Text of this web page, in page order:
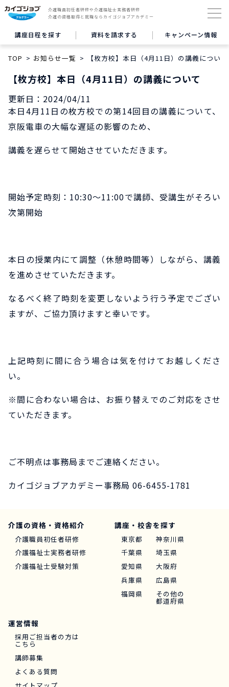
介護職員初任者研修や介護福祉士実務者研修
介護の資格取得と就職ならカイゴジョブアカデミー
講座日程を探す 資料を請求する キャンペーン情報
TOP お知らせ一覧 【枚方校】本日（4月11日）の講義について
【枚方校】本日（4月11日）の講義について
更新日： 2024/04/11
本日4月11日の枚方校での第14回目の講義について、
京阪電車の大幅な遅延の影響のため、
講義を遅らせて開始させていただきます。
開始予定時刻：10:30～11:00で講師、受講生がそろい
次第開始
本日の授業内にて調整（休憩時間等）しながら、講義
を進めさせていただきます。
なるべく終了時刻を変更しないよう行う予定でござい
ますが、ご協力頂けますと幸いです。
上記時刻に間に合う場合は気を付けてお越しくださ
い。
※間に合わない場合は、お振り替えでのご対応をさせ
ていただきます。
ご不明点は事務局までご連絡ください。
カイゴジョブアカデミー事務局 06-6455-1781
介護の資格・資格紹介
介護職員初任者研修
介護福祉士実務者研修
介護福祉士受験対策
講座・校舎を探す
東京都
神奈川県
千葉県
埼玉県
愛知県
大阪府
兵庫県
広島県
福岡県
その他の
都道府県
運営情報
採用ご担当者の方は
こちら
講師募集
よくある質問